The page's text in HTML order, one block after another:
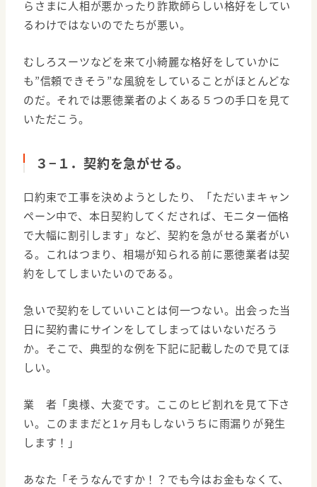
らさまに人相が悪かったり詐欺師らしい格好をしてい
るわけではないのでたちが悪い。
むしろスーツなどを来て小綺麗な格好をしていかに
も”信頼できそう”な風貌をしていることがほとんどな
のだ。それでは悪徳業者のよくある５つの手口を見て
いただこう。
３−１．契約を急がせる。
口約束で工事を決めようとしたり、「ただいまキャン
ペーン中で、本日契約してくだされば、モニター価格
で大幅に割引します」など、契約を急がせる業者がい
る。これはつまり、相場が知られる前に悪徳業者は契
約をしてしまいたいのである。
急いで契約をしていいことは何一つない。出会った当
日に契約書にサインをしてしまってはいないだろう
か。そこで、典型的な例を下記に記載したので見てほ
しい。
業 者「奥様、大変です。ここのヒビ割れを見て下さ
い。このままだと1ヶ月もしないうちに雨漏りが発生
します！」
あなた「そうなんですか！？でも今はお金もなくて、